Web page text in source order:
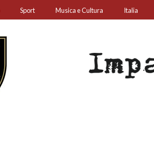
Sport Musica e Cultura Italia